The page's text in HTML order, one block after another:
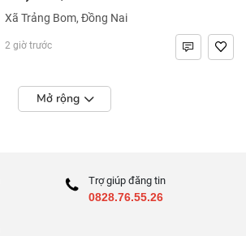
Xã Trảng Bom, Đồng Nai
2 giờ trước
Mở rộng
Trợ giúp đăng tin
0828.76.55.26